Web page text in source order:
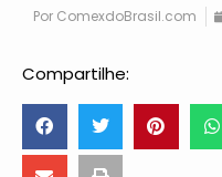
Por ComexdoBrasil.com
Compartilhe: